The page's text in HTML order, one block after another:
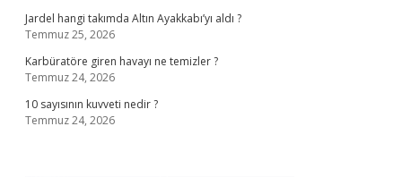
Jardel hangi takımda Altın Ayakkabı’yı aldı ?
Temmuz 25, 2026
Karbüratöre giren havayı ne temizler ?
Temmuz 24, 2026
10 sayısının kuvveti nedir ?
Temmuz 24, 2026